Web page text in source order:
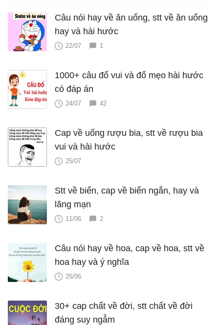
Câu nói hay về ăn uống, stt về ăn uống
hay và hài hước
22/07 1
1000+ câu đố vui và đố mẹo hài hước
có đáp án
24/07 42
Cap về uống rượu bia, stt về rượu bia
vui và hài hước
25/07
Stt về biển, cap về biển ngắn, hay và
lãng mạn
11/06 2
Câu nói hay về hoa, cap về hoa, stt về
hoa hay và ý nghĩa
25/06
30+ cap chất về đời, stt chất về đời
đáng suy ngẫm